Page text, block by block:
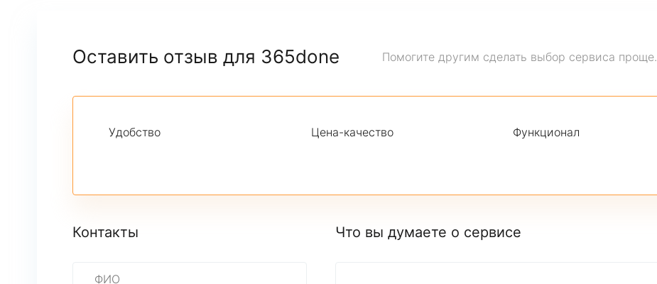
Оставить отзыв для 365done Помогите другим сделать выбор сервиса проще.
Удобство Цена-качество Функционал
Контакты Что вы думаете о сервисе